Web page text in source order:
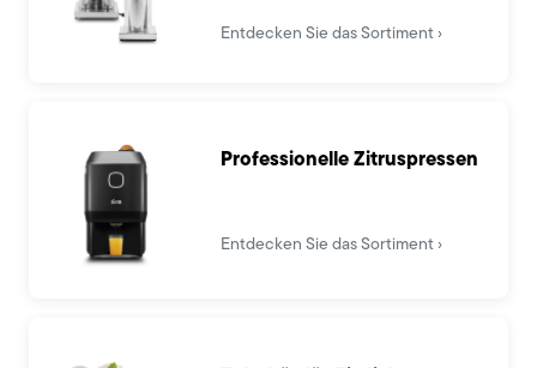
Entdecken Sie das Sortiment
Professionelle Zitruspressen
Entdecken Sie das Sortiment